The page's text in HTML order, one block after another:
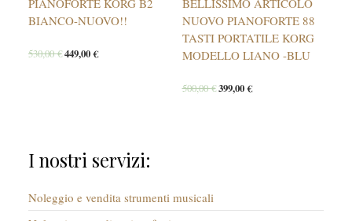
PIANOFORTE KORG B2
BIANCO-NUOVO!!
530,00€449,00€
BELLISSIMO ARTICOLO
NUOVO PIANOFORTE 88
TASTI PORTATILE KORG
MODELLO LIANO -BLU
500,00€399,00€
I nostri servizi:
Noleggio e vendita strumenti musicali